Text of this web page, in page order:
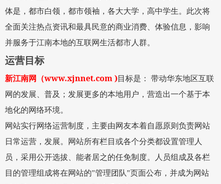
体是，都市白领，都市领袖，各大大学，高中学生。此次将
全面关注热点资讯和最具民意的商业消费、体验信息，影响
并服务于江南本地的互联网生活都市人群。
运营目标
新江南网 （www.xjnnet.com )目标是：
带动华东地区互联
网的发展、普及；发展更多的本地用户，营造出一个基于本
地化的网络环境。
网站实行网络运营制度，主要由网友本着自愿原则负责网站
日常运营，发展。网站所有栏目或各个分类都设置管理人
员，采用公开选拔、能者居之的任免制度。人员组成及各栏
目的管理组成将在网站的"管理团队"页面公布，并成为网站